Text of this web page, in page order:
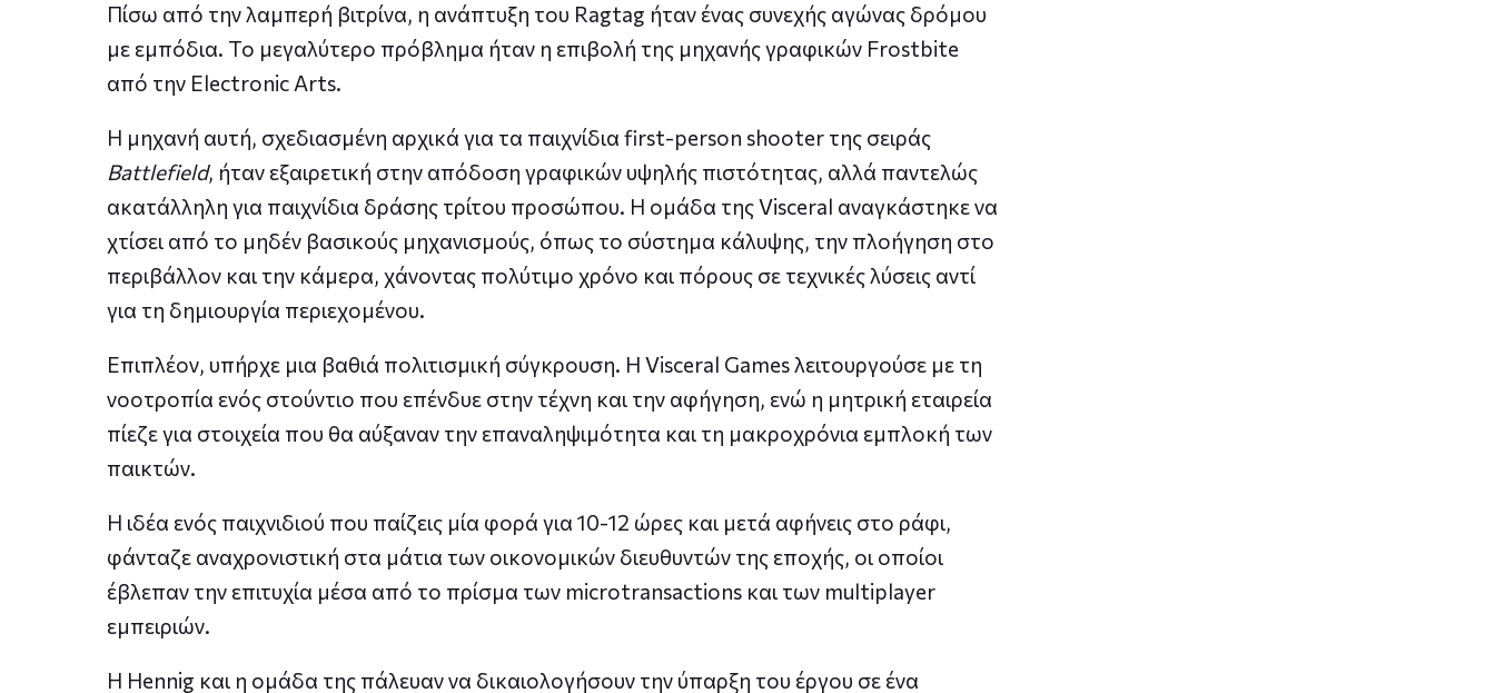
Πίσω από την λαμπερή βιτρίνα, η ανάπτυξη του Ragtag ήταν ένας συνεχής αγώνας δρόμου
με εμπόδια. Το μεγαλύτερο πρόβλημα ήταν η επιβολή της μηχανής γραφικών Frostbite
από την Electronic Arts.
Η μηχανή αυτή, σχεδιασμένη αρχικά για τα παιχνίδια first-person shooter της σειράς
Battlefield, ήταν εξαιρετική στην απόδοση γραφικών υψηλής πιστότητας, αλλά παντελώς
ακατάλληλη για παιχνίδια δράσης τρίτου προσώπου. Η ομάδα της Visceral αναγκάστηκε να
χτίσει από το μηδέν βασικούς μηχανισμούς, όπως το σύστημα κάλυψης, την πλοήγηση στο
περιβάλλον και την κάμερα, χάνοντας πολύτιμο χρόνο και πόρους σε τεχνικές λύσεις αντί
για τη δημιουργία περιεχομένου.
Επιπλέον, υπήρχε μια βαθιά πολιτισμική σύγκρουση. Η Visceral Games λειτουργούσε με τη
νοοτροπία ενός στούντιο που επένδυε στην τέχνη και την αφήγηση, ενώ η μητρική εταιρεία
πίεζε για στοιχεία που θα αύξαναν την επαναληψιμότητα και τη μακροχρόνια εμπλοκή των
παικτών.
Η ιδέα ενός παιχνιδιού που παίζεις μία φορά για 10-12 ώρες και μετά αφήνεις στο ράφι,
φάνταζε αναχρονιστική στα μάτια των οικονομικών διευθυντών της εποχής, οι οποίοι
έβλεπαν την επιτυχία μέσα από το πρίσμα των microtransactions και των multiplayer
εμπειριών.
Η Hennig και η ομάδα της πάλευαν να δικαιολογήσουν την ύπαρξη του έργου σε ένα